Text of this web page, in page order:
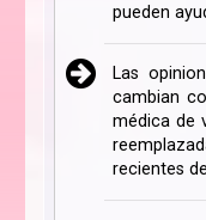
pueden
Las
cambian
médica de
recientes